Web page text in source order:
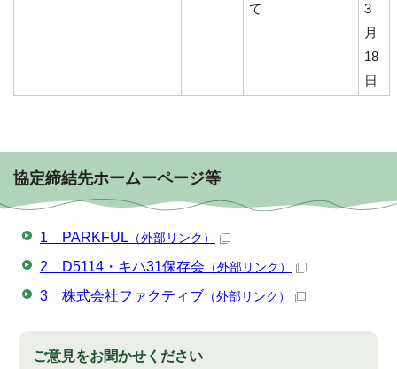
て
3
月
18
日
協定締結先ホームーページ等
1 PARKFUL （外部リンク）
2 D5114・キハ31保存会 （外部リンク）
3 株式会社ファクティブ （外部リンク）
ご意見をお聞かせください